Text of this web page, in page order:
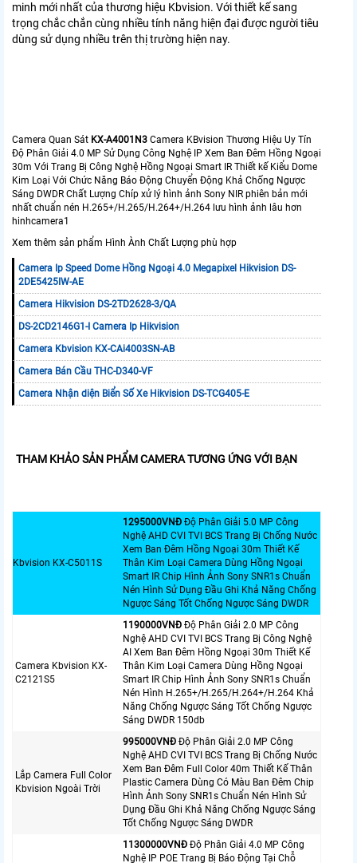
minh mới nhất của thương hiệu Kbvision. Với thiết kế sang
trọng chắc chắn cùng nhiều tính năng hiện đại được người tiêu
dùng sử dụng nhiều trên thị trường hiện nay.
Camera Quan Sát KX-A4001N3 Camera KBvision Thương Hiệu Uy Tín
Độ Phân Giải 4.0 MP Sử Dụng Công Nghệ IP Xem Ban Đêm Hồng Ngoại
30m Với Trang Bị Công Nghệ Hồng Ngoại Smart IR Thiết kế Kiểu Dome
Kim Loại Với Chức Năng Báo Động Chuyển Động Khả Chống Ngược
Sáng DWDR Chất Lượng Chíp xử lý hình ảnh Sony NIR phiên bản mới
nhất chuẩn nén H.265+/H.265/H.264+/H.264 lưu hình ảnh lâu hơn
hinhcamera1
Xem thêm sản phẩm Hình Ành Chất Lượng phù hợp
Camera Ip Speed Dome Hồng Ngoại 4.0 Megapixel Hikvision DS-
2DE5425IW-AE
Camera Hikvision DS-2TD2628-3/QA
DS-2CD2146G1-I Camera Ip Hikvision
Camera Kbvision KX-CAi4003SN-AB
Camera Bán Cầu THC-D340-VF
Camera Nhận diện Biển Số Xe Hikvision DS-TCG405-E
THAM KHẢO SẢN PHẨM CAMERA TƯƠNG ỨNG VỚI BẠN
Kbvision KX-C5011S
1295000VNÐ Độ Phân Giải 5.0 MP Công
Nghệ AHD CVI TVI BCS Trang Bị Chống Nước
Xem Ban Đêm Hồng Ngoại 30m Thiết Kế
Thân Kim Loại Camera Dùng Hồng Ngoại
Smart IR Chip Hình Ảnh Sony SNR1s Chuẩn
Nén Hình Sử Dụng Đầu Ghi Khả Năng Chống
Ngược Sáng Tốt Chống Ngược Sáng DWDR
Camera Kbvision KX-
C2121S5
1190000VNÐ Độ Phân Giải 2.0 MP Công
Nghệ AHD CVI TVI BCS Trang Bị Công Nghệ
AI Xem Ban Đêm Hồng Ngoại 30m Thiết Kế
Thân Kim Loại Camera Dùng Hồng Ngoại
Smart IR Chip Hình Ảnh Sony SNR1s Chuẩn
Nén Hình H.265+/H.265/H.264+/H.264 Khả
Năng Chống Ngược Sáng Tốt Chống Ngược
Sáng DWDR 150db
Lắp Camera Full Color
Kbvision Ngoài Trời
995000VNÐ Độ Phân Giải 2.0 MP Công
Nghệ AHD CVI TVI BCS Trang Bị Chống Nước
Xem Ban Đêm Full Color 40m Thiết Kế Thân
Plastic Camera Dùng Có Màu Ban Đêm Chip
Hình Ảnh Sony SNR1s Chuẩn Nén Hình Sử
Dụng Đầu Ghi Khả Năng Chống Ngược Sáng
Tốt Chống Ngược Sáng DWDR
11300000VNÐ Độ Phân Giải 4.0 MP Công
Nghệ IP POE Trang Bị Báo Động Tại Chỗ